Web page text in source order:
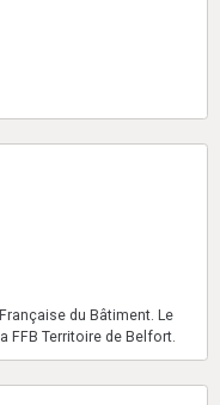
du Bâtiment. Le
FFB Territoire de Belfort.